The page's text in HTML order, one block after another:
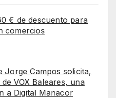
€ de descuento para
comercios
Jorge Campos solicita,
VOX Baleares, una
a Digital Manacor